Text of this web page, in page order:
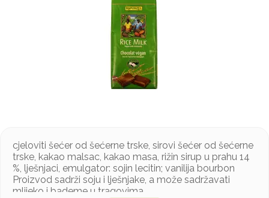
cjeloviti šećer od šećerne trske, sirovi šećer od šećerne
trske, kakao malsac, kakao masa, rižin sirup u prahu 14
%, lješnjaci, emulgator: sojin lecitin; vanilija bourbon
Proizvod sadrži soju i lješnjake, a može sadržavati
mlijeko i bademe u tragovima